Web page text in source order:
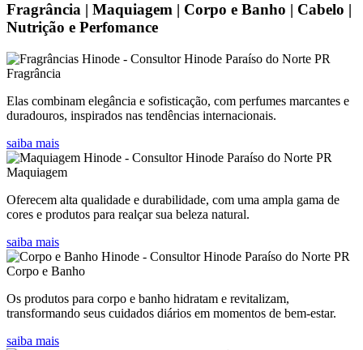
Fragrância | Maquiagem | Corpo e Banho | Cabelo |
Nutrição e Perfomance
Fragrância
Elas combinam elegância e sofisticação, com perfumes marcantes e
duradouros, inspirados nas tendências internacionais.
saiba mais
Maquiagem
Oferecem alta qualidade e durabilidade, com uma ampla gama de
cores e produtos para realçar sua beleza natural.
saiba mais
Corpo e Banho
Os produtos para corpo e banho hidratam e revitalizam,
transformando seus cuidados diários em momentos de bem-estar.
saiba mais